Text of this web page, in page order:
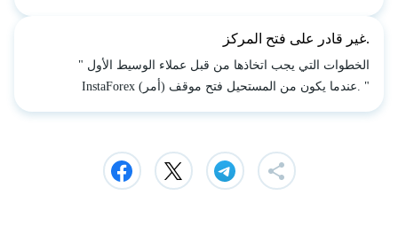
غير قادر على فتح المركز.
" الخطوات التي يجب اتخاذها من قبل عملاء الوسيط الأول
InstaForex عندما يكون من المستحيل فتح موقف (أمر). "